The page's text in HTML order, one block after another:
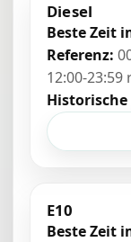
Diesel
Beste Zeit
Referenz:
12:00-
Historische
E10
Beste Zeit